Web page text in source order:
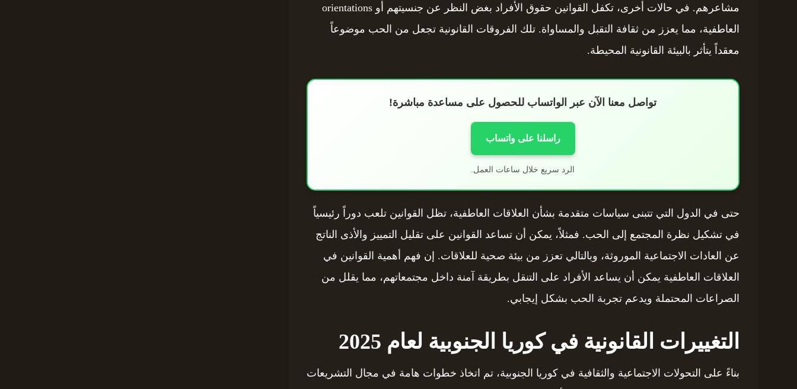
مشاعرهم. في حالات أخرى، تكفل القوانين حقوق الأفراد بغض النظر عن جنسيتهم أو orientations
العاطفية، مما يعزز من ثقافة التقبل والمساواة. تلك الفروقات القانونية تجعل من الحب موضوعاً
معقداً يتأثر بالبيئة القانونية المحيطة.
تواصل معنا الآن عبر الواتساب للحصول على مساعدة مباشرة!
راسلنا على واتساب
الرد سريع خلال ساعات العمل.
حتى في الدول التي تتبنى سياسات متقدمة بشأن العلاقات العاطفية، تظل القوانين تلعب دوراً رئيسياً
في تشكيل نظرة المجتمع إلى الحب. فمثلاً، يمكن أن تساعد القوانين على تقليل التمييز والأذى الناتج
عن العادات الاجتماعية الموروثة، وبالتالي تعزز من بيئة صحية للعلاقات. إن فهم أهمية القوانين في
العلاقات العاطفية يمكن أن يساعد الأفراد على التنقل بطريقة آمنة داخل مجتمعاتهم، مما يقلل من
الصراعات المحتملة ويدعم تجربة الحب بشكل إيجابي.
التغييرات القانونية في كوريا الجنوبية لعام 2025
بناءً على التحولات الاجتماعية والثقافية في كوريا الجنوبية، تم اتخاذ خطوات هامة في مجال التشريعات